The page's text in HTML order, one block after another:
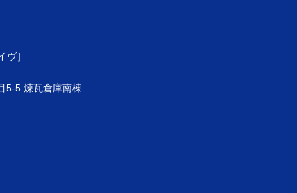
］
5-5 煉瓦倉庫南棟